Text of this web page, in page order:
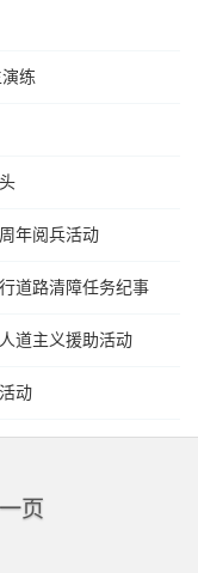
练
年阅兵活动
道路清障任务纪事
道主义援助活动
动
页